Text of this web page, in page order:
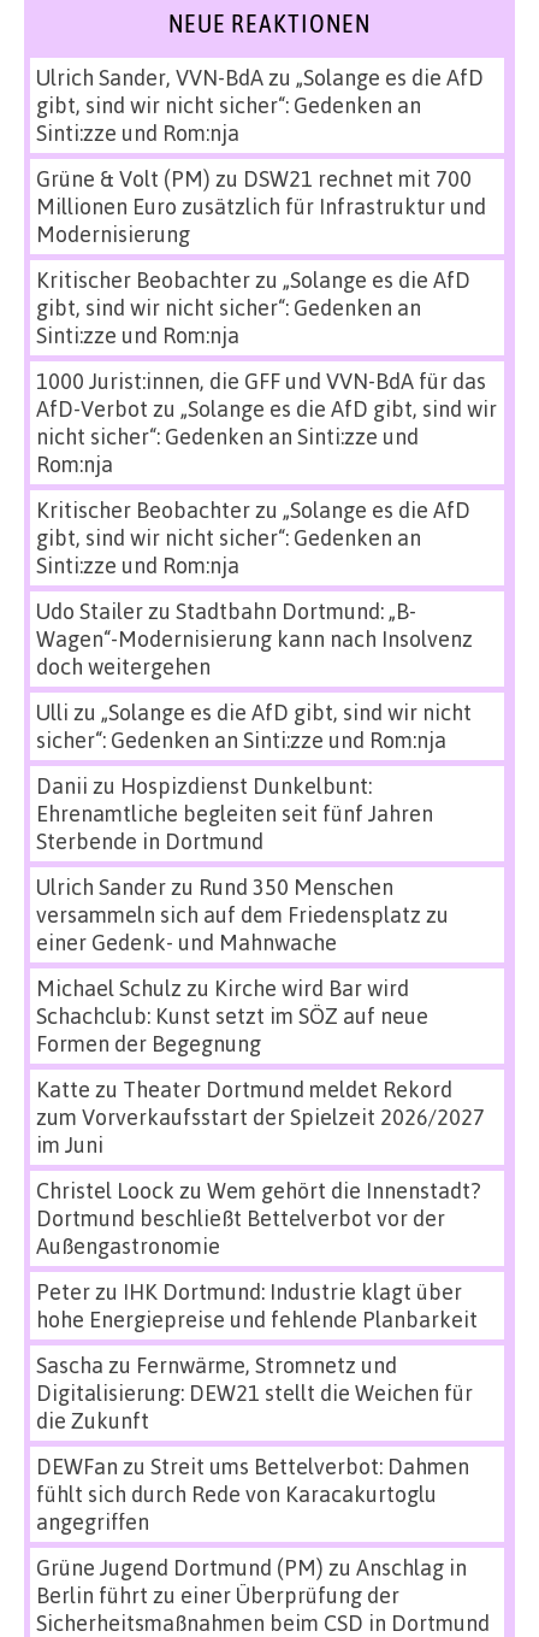
NEUE REAKTIONEN
Ulrich Sander, VVN-BdAzu „Solange es die AfD
gibt, sind wir nicht sicher“: Gedenken an
Sinti:zze und Rom:nja
Grüne & Volt (PM) zu DSW21 rechnet mit 700
Millionen Euro zusätzlich für Infrastruktur und
Modernisierung
Kritischer Beobachterzu „Solange es die AfD
gibt, sind wir nicht sicher“: Gedenken an
Sinti:zze und Rom:nja
1000 Jurist:innen, die GFF und VVN-BdA für das
AfD-Verbot zu „Solange es die AfD gibt, sind wir
nicht sicher“: Gedenken an Sinti:zze und
Rom:nja
Kritischer Beobachterzu „Solange es die AfD
gibt, sind wir nicht sicher“: Gedenken an
Sinti:zze und Rom:nja
Udo Stailerzu Stadtbahn Dortmund: „B-
Wagen“-Modernisierung kann nach Insolvenz
doch weitergehen
Ulli zu „Solange es die AfD gibt, sind wir nicht
sicher“: Gedenken an Sinti:zze und Rom:nja
Danii zu Hospizdienst Dunkelbunt:
Ehrenamtliche begleiten seit fünf Jahren
Sterbende in Dortmund
Ulrich Sanderzu Rund 350 Menschen
versammeln sich auf dem Friedensplatz zu
einer Gedenk- und Mahnwache
Michael Schulz zu Kirche wird Bar wird
Schachclub: Kunst setzt im SÖZ auf neue
Formen der Begegnung
Katte zu Theater Dortmund meldet Rekord
zum Vorverkaufsstart der Spielzeit 2026/2027
im Juni
Christel Loock zu Wem gehört die Innenstadt?
Dortmund beschließt Bettelverbot vor der
Außengastronomie
Peterzu IHK Dortmund: Industrie klagt über
hohe Energiepreise und fehlende Planbarkeit
Sascha zu Fernwärme, Stromnetz und
Digitalisierung: DEW21 stellt die Weichen für
die Zukunft
DEWFan zu Streit ums Bettelverbot: Dahmen
fühlt sich durch Rede von Karacakurtoglu
angegriffen
Grüne Jugend Dortmund (PM) zu Anschlag in
Berlin führt zu einer Überprüfung der
Sicherheitsmaßnahmen beim CSD in Dortmund